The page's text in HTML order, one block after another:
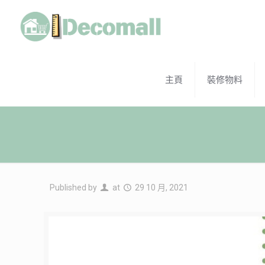
主頁 裝修物料
Published by at 29 10 月, 2021